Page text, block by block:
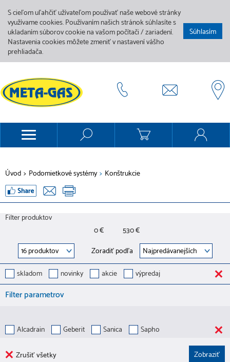
S cieľom uľahčiť užívateľom používať naše webové stránky
využívame cookies. Používaním našich stránok súhlasíte s
ukladaním súborov cookie na vašom počítači / zariadení.
Nastavenia cookies môžete zmeniť v nastavení vášho
prehliadača.
Súhlasím
Úvod > Podomietkové systémy > Konštrukcie
Filter produktov
0 €
530 €
Zoradiť podľa
skladom
novinky akcie výpredaj
Filter parametrov
Alcadrain Geberit Sanica Sapho
Zrušiť všetky